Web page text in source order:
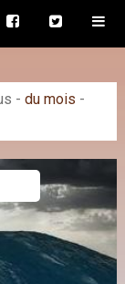
- du mois -